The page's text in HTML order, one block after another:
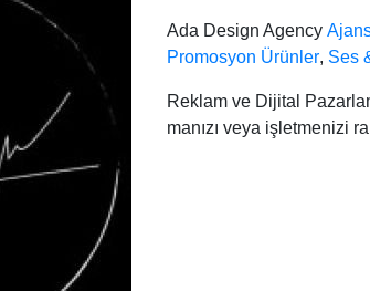
Ada Design Agency
Promosyon Ürünler, Ses
Reklam ve Dijital
manızı veya işletmenizi